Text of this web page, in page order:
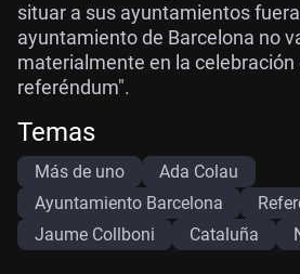
situar a sus ayuntamientos fuera
ayuntamiento de Barcelona no
materialmente en la celebración
referéndum".
Temas
Más de uno
Ada Colau
Ayuntamiento Barcelona
Jaume Collboni
Cataluña